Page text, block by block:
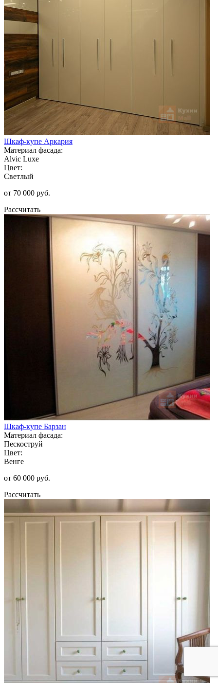
Шкаф-купе Аркария
Материал фасада:
Alvic Luxe
Цвет:
Светлый
от 70 000 руб.
Рассчитать
Шкаф-купе Барзан
Материал фасада:
Пескоструй
Цвет:
Венге
от 60 000 руб.
Рассчитать